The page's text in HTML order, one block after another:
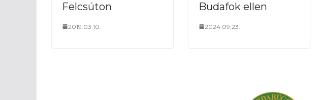
Czirjék kapuját
Felcsúton
2019.03.10.
Budafok ellen
2024.09.23.